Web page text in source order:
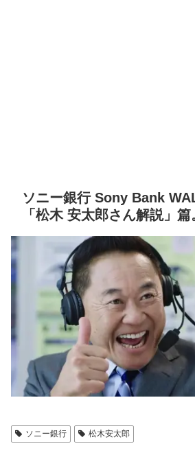
ソニー銀行 Sony Bank
「松木 安太郎さん解説」篇
ソニー銀行 松木安太郎